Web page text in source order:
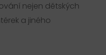
nejen dětských
a jiného